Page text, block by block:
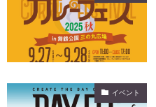
イベント